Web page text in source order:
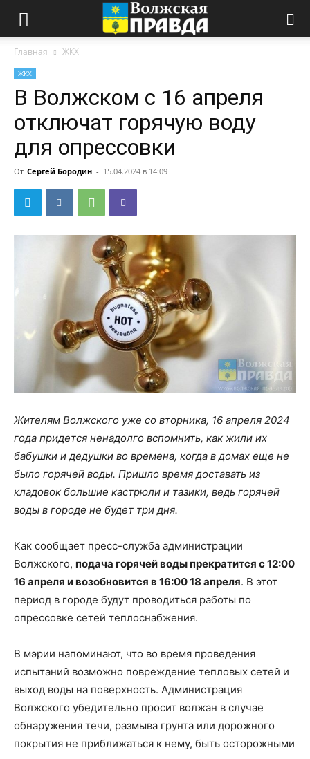
Главная ЖКХ
ЖКХ
В Волжском с 16 апреля
отключат горячую воду
для опрессовки
От Сергей Бородин - 15.04.2024 в 14:09
Жителям Волжского уже со вторника, 16 апреля 2024
года придется ненадолго вспомнить, как жили их
бабушки и дедушки во времена, когда в домах еще не
было горячей воды. Пришло время доставать из
кладовок большие кастрюли и тазики, ведь горячей
воды в городе не будет три дня.
Как сообщает пресс-служба администрации
Волжского, подача горячей воды прекратится с 12:00
16 апреля и возобновится в 16:00 18 апреля. В этот
период в городе будут проводиться работы по
опрессовке сетей теплоснабжения.
В мэрии напоминают, что во время проведения
испытаний возможно повреждение тепловых сетей и
выход воды на поверхность. Администрация
Волжского убедительно просит волжан в случае
обнаружения течи, размыва грунта или дорожного
покрытия не приближаться к нему, быть осторожными